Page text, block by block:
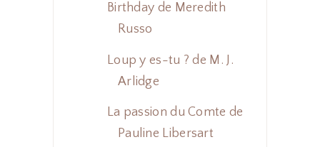
Birthday de Meredith
Russo
Loup y es-tu ? de M. J.
Arlidge
La passion du Comte de
Pauline Libersart